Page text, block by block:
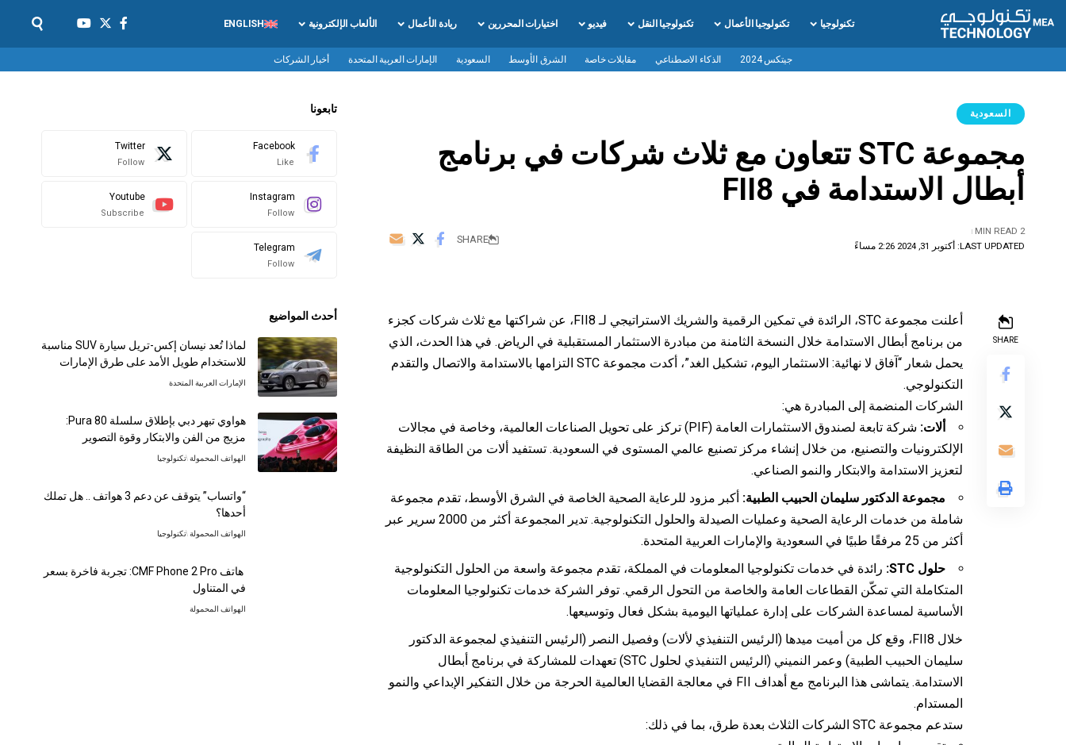
تكنولوجيا تكنولوجيا الأعمال تكنولوجيا النقل فيديو اختيارات المحررين ريادة الأعمال الألعاب الإلكترونية ENGLISH
جيتكس 2024 الذكاء الاصطناعي مقابلات خاصة الشرق الأوسط السعودية الإمارات العربية المتحدة أخبار الشركات
السعودية
مجموعة STC تتعاون مع ثلاث شركات في برنامج
أبطال الاستدامة في FII8
LAST UPDATED: أكتوبر 31, 2024 2:26 مساءً
2 MIN READ
SHARE
SHARE
أعلنت مجموعة STC، الرائدة في تمكين الرقمية والشريك الاستراتيجي لـ FII8، عن شراكتها مع ثلاث شركات كجزء
من برنامج أبطال الاستدامة خلال النسخة الثامنة من مبادرة الاستثمار المستقبلية في الرياض. في هذا الحدث، الذي
يحمل شعار “آفاق لا نهائية: الاستثمار اليوم، تشكيل الغد”، أكدت مجموعة STC التزامها بالاستدامة والاتصال والتقدم
التكنولوجي.
الشركات المنضمة إلى المبادرة هي:
ألات:
شركة تابعة لصندوق الاستثمارات العامة (PIF) تركز على تحويل الصناعات العالمية، وخاصة في مجالات
الإلكترونيات والتصنيع، من خلال إنشاء مركز تصنيع عالمي المستوى في السعودية. تستفيد ألات من الطاقة النظيفة
لتعزيز الاستدامة والابتكار والنمو الصناعي.
مجموعة الدكتور سليمان الحبيب الطبية: أكبر مزود للرعاية الصحية الخاصة في الشرق الأوسط، تقدم مجموعة
شاملة من خدمات الرعاية الصحية وعمليات الصيدلة والحلول التكنولوجية. تدير المجموعة أكثر من 2000 سرير عبر
أكثر من 25 مرفقًا طبيًا في السعودية والإمارات العربية المتحدة.
حلول STC:
رائدة في خدمات تكنولوجيا المعلومات في المملكة، تقدم مجموعة واسعة من الحلول التكنولوجية
المتكاملة التي تمكّن القطاعات العامة والخاصة من التحول الرقمي. توفر الشركة خدمات تكنولوجيا المعلومات
الأساسية لمساعدة الشركات على إدارة عملياتها اليومية بشكل فعال وتوسيعها.
خلال FII8، وقع كل من أميت ميدها (الرئيس التنفيذي لألات) وفصيل النصر (الرئيس التنفيذي لمجموعة الدكتور
سليمان الحبيب الطبية) وعمر النميني (الرئيس التنفيذي لحلول STC) تعهدات للمشاركة في برنامج أبطال
الاستدامة. يتماشى هذا البرنامج مع أهداف FII في معالجة القضايا العالمية الحرجة من خلال التفكير الإبداعي والنمو
المستدام.
ستدعم مجموعة STC الشركات الثلاث بعدة طرق، بما في ذلك:
تابعونا
Facebook
Like
Twitter
Follow
Instagram
Follow
Youtube
Subscribe
Telegram
Follow
أحدث المواضيع
لماذا تُعد نيسان إكس-تريل سيارة SUV مناسبة
للاستخدام طويل الأمد على طرق الإمارات
الإمارات العربية المتحدة
هواوي تبهر دبي بإطلاق سلسلة Pura 80:
مزيج من الفن والابتكار وقوة التصوير
الهواتف المحمولة تكنولوجيا
“واتساب” يتوقف عن دعم 3 هواتف .. هل تملك
أحدها؟
الهواتف المحمولة تكنولوجيا
هاتف CMF Phone 2 Pro: تجربة فاخرة بسعر
في المتناول
الهواتف المحمولة